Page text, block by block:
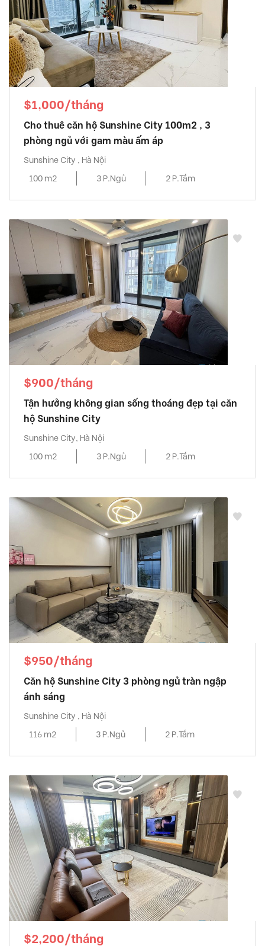
$1,000/tháng
Cho thuê căn hộ Sunshine City 100m2 , 3
phòng ngủ với gam màu ấm áp
Sunshine City , Hà Nội
100 m2
3 P.Ngủ 2 P.Tắm
$900/tháng
Tận hưởng không gian sống thoáng đẹp tại căn
hộ Sunshine City
Sunshine City, Hà Nội
100 m2
3 P.Ngủ 2 P.Tắm
$950/tháng
Căn hộ Sunshine City 3 phòng ngủ tràn ngập
ánh sáng
Sunshine City , Hà Nội
116 m2
3 P.Ngủ 2 P.Tắm
$2,200/tháng